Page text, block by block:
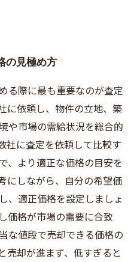
の見極め方
る際に最も重要なのが査定
に依頼し、物件の立地、築
や市場の需給状況を総合的
社に査定を依頼して比較す
、より適正な価格の目安を
にしながら、自分の希望価
、適正価格を設定しましょ
価格が市場の需要に合致
な値段で売却できる価格の
売却が進まず、低すぎると